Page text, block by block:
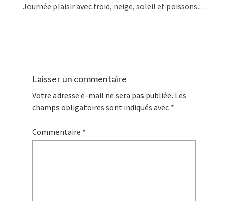
Journée plaisir avec froid, neige, soleil et poissons…
Laisser un commentaire
Votre adresse e-mail ne sera pas publiée. Les
champs obligatoires sont indiqués avec *
Commentaire *